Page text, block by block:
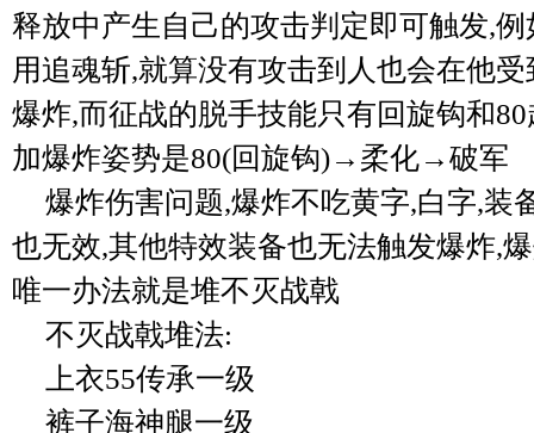
释放中产生自己的攻击判定即可触发,
用追魂斩,就算没有攻击到人也会在他
爆炸,而征战的脱手技能只有回旋钩和
加爆炸姿势是80(回旋钩)→柔化→破军
爆炸伤害问题,爆炸不吃黄字,白字,装
也无效,其他特效装备也无法触发爆炸,
唯一办法就是堆不灭战戟
不灭战戟堆法:
上衣55传承一级
裤子海神腿一级